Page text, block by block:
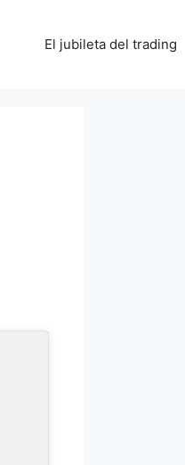
El jubileta del trading